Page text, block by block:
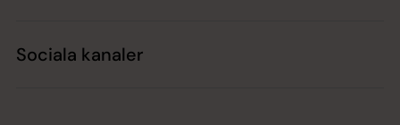
Sociala kanaler